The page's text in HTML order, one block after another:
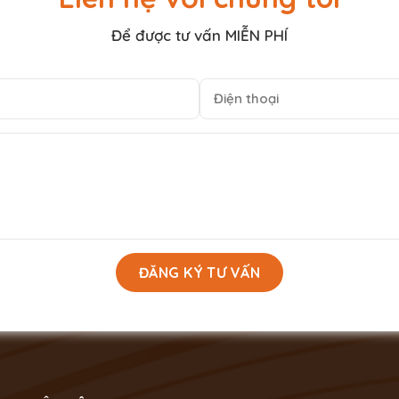
Để được tư vấn MIỄN PHÍ